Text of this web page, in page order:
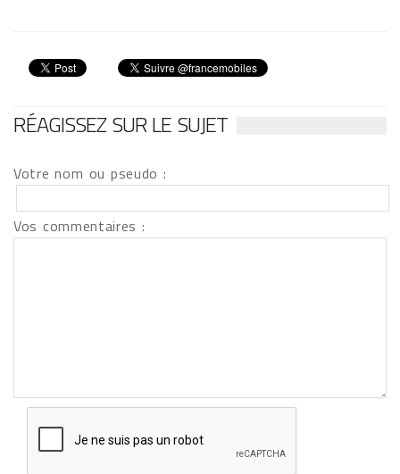
RÉAGISSEZ SUR LE SUJET
Votre nom ou pseudo :
Vos commentaires :